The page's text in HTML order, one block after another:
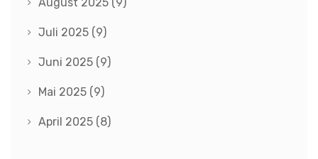
August 2025 (9)
Juli 2025 (9)
Juni 2025 (9)
Mai 2025 (9)
April 2025 (8)